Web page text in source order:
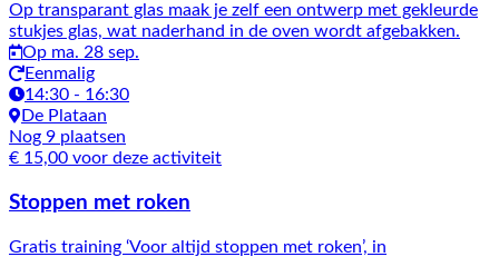
Op transparant glas maak je zelf een ontwerp met gekleurde
stukjes glas, wat naderhand in de oven wordt afgebakken.
Op ma. 28 sep.
Eenmalig
14:30 - 16:30
De Plataan
Nog 9 plaatsen
€ 15,00 voor deze activiteit
Stoppen met roken
Gratis training ‘Voor altijd stoppen met roken’, in